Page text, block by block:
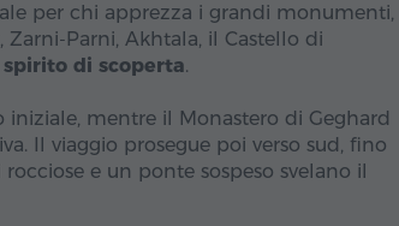
per chi apprezza i grandi monumenti,
Zarni-Parni, Akhtala, il Castello di
spirito di scoperta.
mentre il Monastero di Geghard
Il viaggio prosegue poi verso sud, fino
e un ponte sospeso svelano il